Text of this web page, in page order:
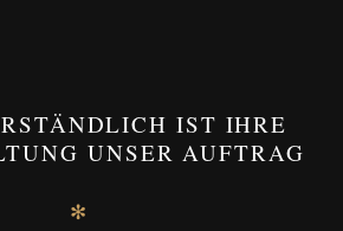
IST IHRE
UNSER AUFTRAG
✻